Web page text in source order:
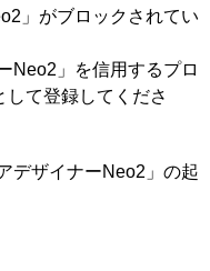
」がブロックされてい
Neo2」を信用するプロ
て登録してくださ
デザイナーNeo2」の起